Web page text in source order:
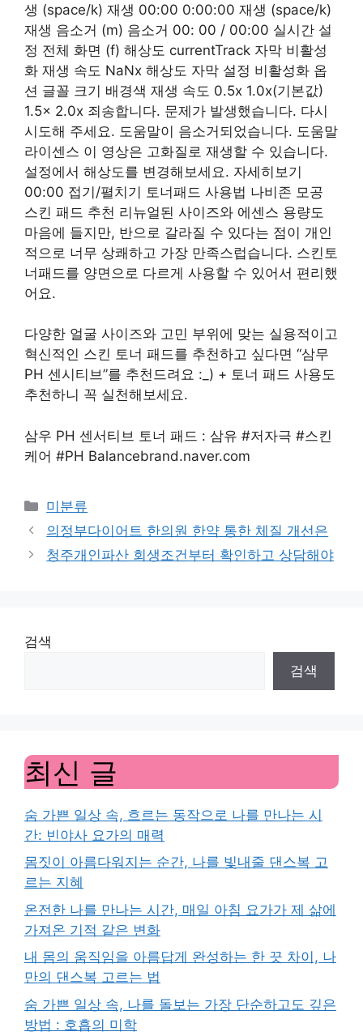
생 (space/k) 재생 00:00 0:00:00 재생 (space/k)
재생 음소거 (m) 음소거 00: 00 / 00:00 실시간 설
정 전체 화면 (f) 해상도 currentTrack 자막 비활성
화 재생 속도 NaNx 해상도 자막 설정 비활성화 옵
션 글꼴 크기 배경색 재생 속도 0.5x 1.0x(기본값)
1.5x 2.0x 죄송합니다. 문제가 발생했습니다. 다시
시도해 주세요. 도움말이 음소거되었습니다. 도움말
라이센스 이 영상은 고화질로 재생할 수 있습니다.
설정에서 해상도를 변경해보세요. 자세히보기
00:00 접기/펼치기 토너패드 사용법 나비존 모공
스킨 패드 추천 리뉴얼된 사이즈와 에센스 용량도
마음에 들지만, 반으로 갈라질 수 있다는 점이 개인
적으로 너무 상쾌하고 가장 만족스럽습니다. 스킨토
너패드를 양면으로 다르게 사용할 수 있어서 편리했
어요.
다양한 얼굴 사이즈와 고민 부위에 맞는 실용적이고
혁신적인 스킨 토너 패드를 추천하고 싶다면 “삼무
PH 센시티브”를 추천드려요 :_) + 토너 패드 사용도
추천하니 꼭 실천해보세요.
삼우 PH 센서티브 토너 패드 : 삼유 #저자극 #스킨
케어 #PH Balancebrand.naver.com
Categories
미분류
의정부다이어트 한의원 한약 통한 체질 개선은
청주개인파산 회생조건부터 확인하고 상담해야
검색
검색
최신 글
숨 가쁜 일상 속, 흐르는 동작으로 나를 만나는 시
간: 빈야사 요가의 매력
몸짓이 아름다워지는 순간, 나를 빛내줄 댄스복 고
르는 지혜
온전한 나를 만나는 시간, 매일 아침 요가가 제 삶에
가져온 기적 같은 변화
내 몸의 움직임을 아름답게 완성하는 한 끗 차이, 나
만의 댄스복 고르는 법
숨 가쁜 일상 속, 나를 돌보는 가장 단순하고도 깊은
방법 : 호흡의 미학